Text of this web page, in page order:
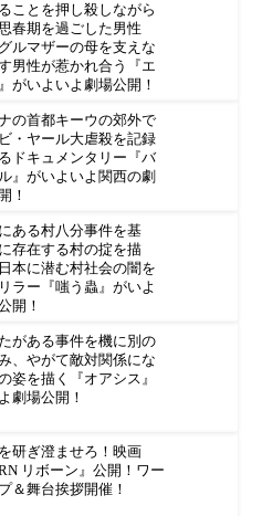
ことを押し殺しながら
春期を過ごした男性
ルマザーの母を支えな
男性が惹かれ合う『エ
がいよいよ劇場公開！
の首都キーウの郊外で
・ヤール大虐殺を記録
ドキュメンタリー『バ
』がいよいよ関西の劇
！
ある村八分事件を基
存在する村の掟を描
本に潜む村社会の闇を
ラー『嗤う蟲』がいよ
開！
がある事件を機に別の
、やがて敵対関係にな
姿を描く『オアシス』
劇場公開！
研ぎ澄ませろ！映画
リボーン』公開！ワー
＆舞台挨拶開催！